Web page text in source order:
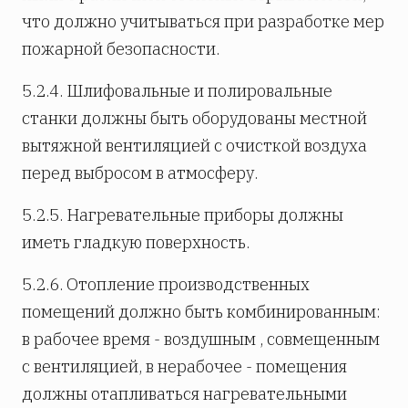
что должно учитываться при разработке мер
пожарной безопасности.
5.2.4. Шлифовальные и полировальные
станки должны быть оборудованы местной
вытяжной вентиляцией с очисткой воздуха
перед выбросом в атмосферу.
5.2.5. Нагревательные приборы должны
иметь гладкую поверхность.
5.2.6. Отопление производственных
помещений должно быть комбинированным:
в рабочее время - воздушным , совмещенным
с вентиляцией, в нерабочее - помещения
должны отапливаться нагревательными